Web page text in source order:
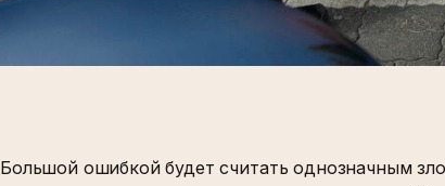
Большой ошибкой будет считать однозначным